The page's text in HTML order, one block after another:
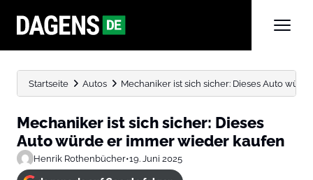
Startseite Autos Mechaniker ist sich sicher: Dieses Auto
Mechaniker ist sich sicher: Dieses
Auto würde er immer wieder kaufen
Henrik Rothenbücher•19. Juni 2025